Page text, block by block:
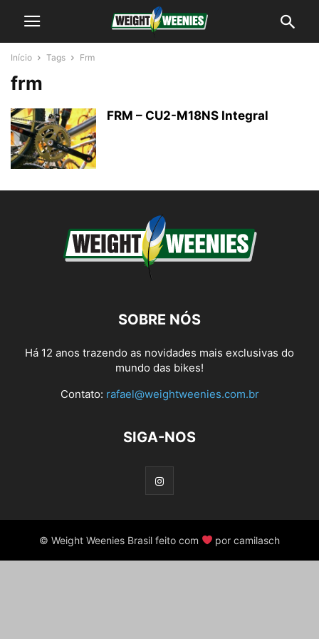
Início Tags Frm
frm
FRM – CU2-M18NS Integral
SOBRE NÓS
Há 12 anos trazendo as novidades mais exclusivas do
mundo das bikes!
Contato: rafael@weightweenies.com.br
SIGA-NOS
© Weight Weenies Brasil feito com por camilasch